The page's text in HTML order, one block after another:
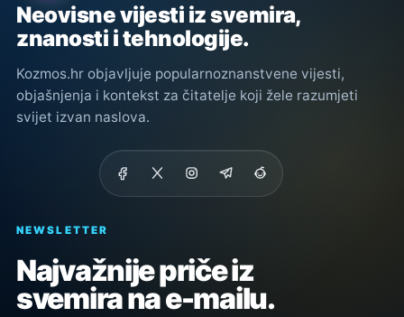
Neovisne vijesti iz svemira,
znanosti i tehnologije.
Kozmos.hr objavljuje popularnoznanstvene vijesti,
objašnjenja i kontekst za čitatelje koji žele razumjeti
svijet izvan naslova.
NEWSLETTER
Najvažnije priče iz
svemira na e-mailu.